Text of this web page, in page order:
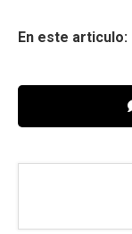
En este articulo: